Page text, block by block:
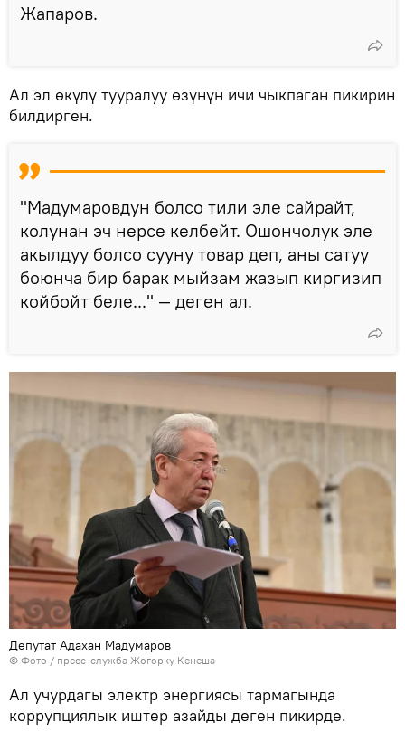
Жапаров.
Ал эл өкүлү тууралуу өзүнүн ичи чыкпаган пикирин
билдирген.
"Мадумаровдун болсо тили эле сайрайт,
колунан эч нерсе келбейт. Ошончолук эле
акылдуу болсо сууну товар деп, аны сатуу
боюнча бир барак мыйзам жазып киргизип
койбойт беле..." — деген ал.
Депутат Адахан Мадумаров
© Фото / пресс-служба Жогорку Кенеша
Ал учурдагы электр энергиясы тармагында
коррупциялык иштер азайды деген пикирде.